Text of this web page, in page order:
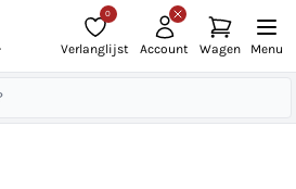
0
Verlanglijst Account Wagen Menu